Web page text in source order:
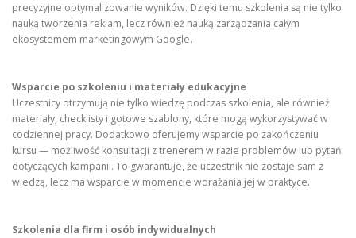
precyzyjne optymalizowanie wyników. Dzięki temu szkolenia są nie tylko
nauką tworzenia reklam, lecz również nauką zarządzania całym
ekosystemem marketingowym Google.
Wsparcie po szkoleniu i materiały edukacyjne
Uczestnicy otrzymują nie tylko wiedzę podczas szkolenia, ale również
materiały, checklisty i gotowe szablony, które mogą wykorzystywać w
codziennej pracy. Dodatkowo oferujemy wsparcie po zakończeniu
kursu — możliwość konsultacji z trenerem w razie problemów lub pytań
dotyczących kampanii. To gwarantuje, że uczestnik nie zostaje sam z
wiedzą, lecz ma wsparcie w momencie wdrażania jej w praktyce.
Szkolenia dla firm i osób indywidualnych